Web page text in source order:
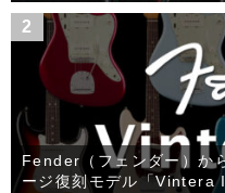
2
Fender（フェンダー）か
ージ復刻モデル「Vintera